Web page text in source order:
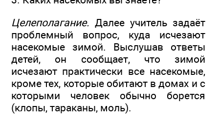
Целеполагание. Далее учитель задаёт
проблемный вопрос, куда исчезают
насекомые зимой. Выслушав ответы
детей, он сообщает, что зимой
исчезают практически все насекомые,
кроме тех, которые обитают в домах и с
которыми человек обычно борется
(клопы, тараканы, моль).